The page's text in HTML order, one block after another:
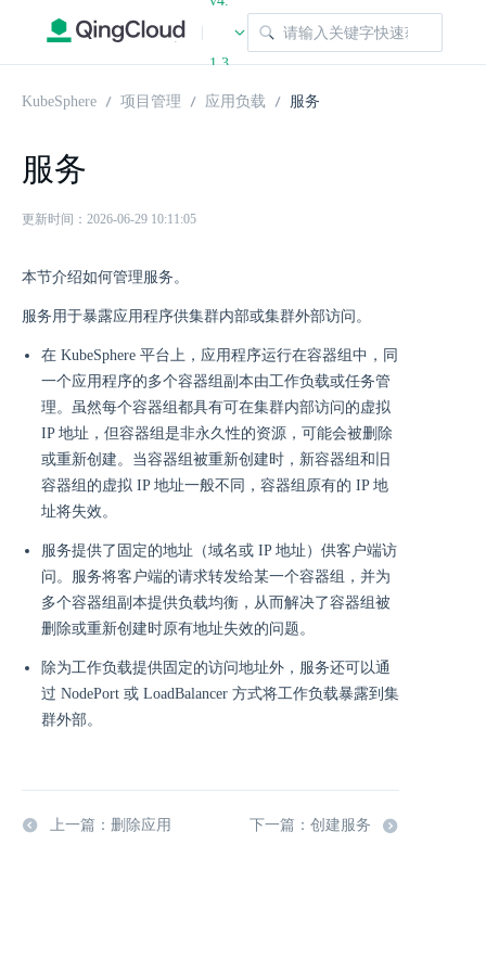
|
1.3
KubeSphere 项目管理 应用负载 服务
服务
更新时间：2026-06-29 10:11:05
本节介绍如何管理服务。
服务用于暴露应用程序供集群内部或集群外部访问。
在 KubeSphere 平台上，应用程序运行在容器组中，同
一个应用程序的多个容器组副本由工作负载或任务管
理。虽然每个容器组都具有可在集群内部访问的虚拟
IP 地址，但容器组是非永久性的资源，可能会被删除
或重新创建。当容器组被重新创建时，新容器组和旧
容器组的虚拟 IP 地址一般不同，容器组原有的 IP 地
址将失效。
服务提供了固定的地址（域名或 IP 地址）供客户端访
问。服务将客户端的请求转发给某一个容器组，并为
多个容器组副本提供负载均衡，从而解决了容器组被
删除或重新创建时原有地址失效的问题。
除为工作负载提供固定的访问地址外，服务还可以通
过 NodePort 或 LoadBalancer 方式将工作负载暴露到集
群外部。
上一篇：删除应用 下一篇：创建服务